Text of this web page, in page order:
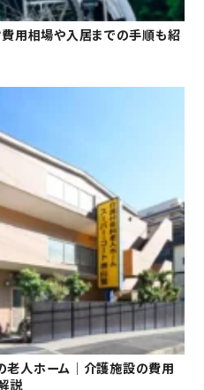
用相場や入居までの手順も紹
老人ホーム｜介護施設の費用
説